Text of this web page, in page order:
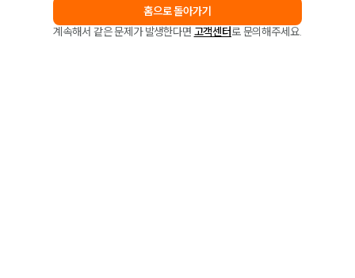
홈으로 돌아가기
계속해서 같은 문제가 발생한다면 고객센터로 문의해주세요.